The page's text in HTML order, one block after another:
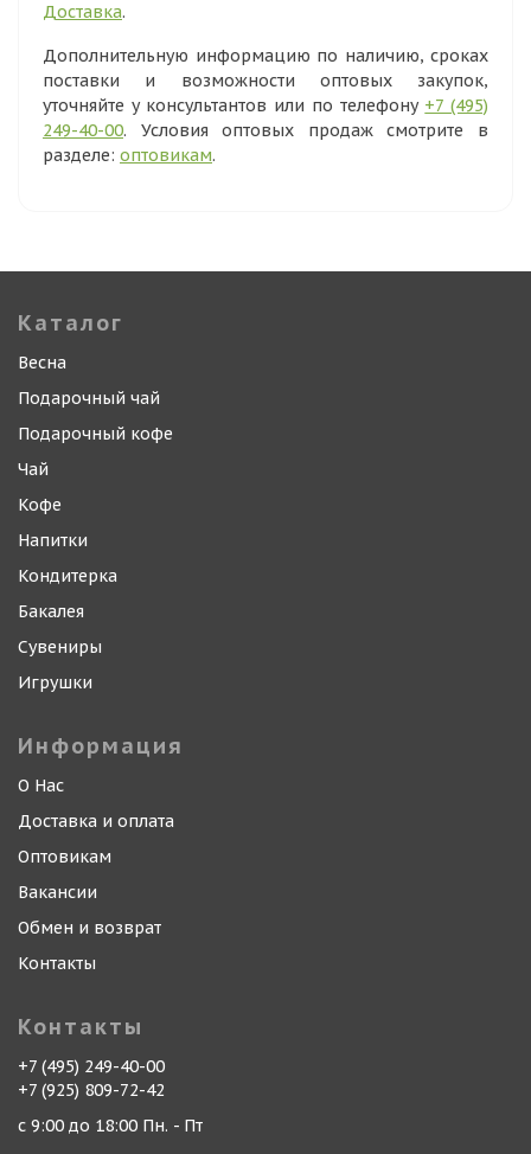
Доставка.
Дополнительную информацию по наличию, сроках
поставки и возможности оптовых закупок,
уточняйте у консультантов или по телефону +7 (495)
249-40-00. Условия оптовых продаж смотрите в
разделе: оптовикам.
Каталог
Весна
Подарочный чай
Подарочный кофе
Чай
Кофе
Напитки
Кондитерка
Бакалея
Сувениры
Игрушки
Информация
О Нас
Доставка и оплата
Оптовикам
Вакансии
Обмен и возврат
Контакты
Контакты
+7 (495) 249-40-00
+7 (925) 809-72-42
с 9:00 до 18:00 Пн. - Пт